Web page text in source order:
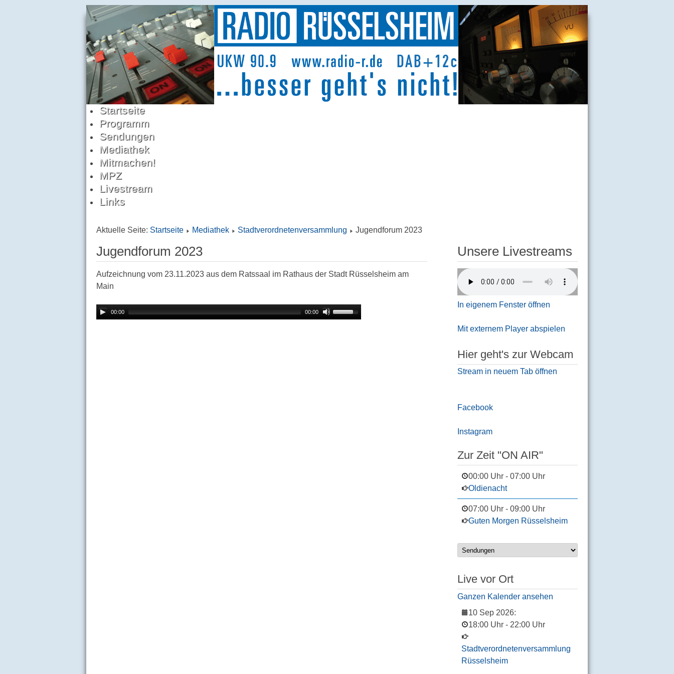
Startseite
Programm
Sendungen
Mediathek
Mitmachen!
MPZ
Livestream
Links
Aktuelle Seite: Startseite Mediathek Stadtverordnetenversammlung Jugendforum 2023
Jugendforum 2023
Aufzeichnung vom 23.11.2023 aus dem Ratssaal im Rathaus der Stadt Rüsselsheim am
Main
00:00 00:00
Unsere Livestreams
In eigenem Fenster öffnen
Mit externem Player abspielen
Hier geht's zur Webcam
Stream in neuem Tab öffnen
Facebook
Instagram
Zur Zeit "ON AIR"
00:00 Uhr - 07:00 Uhr
Oldienacht
07:00 Uhr - 09:00 Uhr
Guten Morgen Rüsselsheim
Live vor Ort
Ganzen Kalender ansehen
10 Sep 2026:
18:00 Uhr - 22:00 Uhr
Stadtverordnetenversammlung
Rüsselsheim